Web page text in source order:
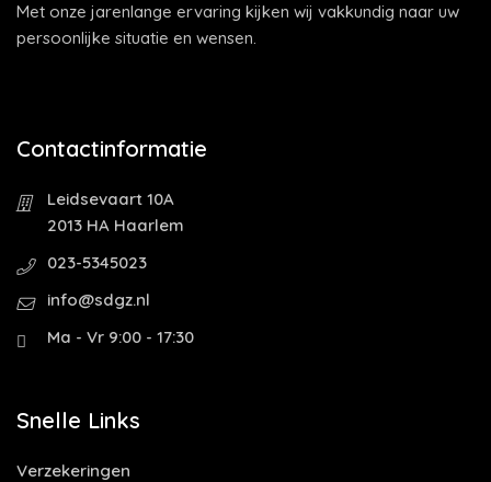
Met onze jarenlange ervaring kijken wij vakkundig naar uw
persoonlijke situatie en wensen.
Contactinformatie
Leidsevaart 10A
2013 HA Haarlem
023-5345023
info@sdgz.nl
Ma - Vr 9:00 - 17:30
Snelle Links
Verzekeringen